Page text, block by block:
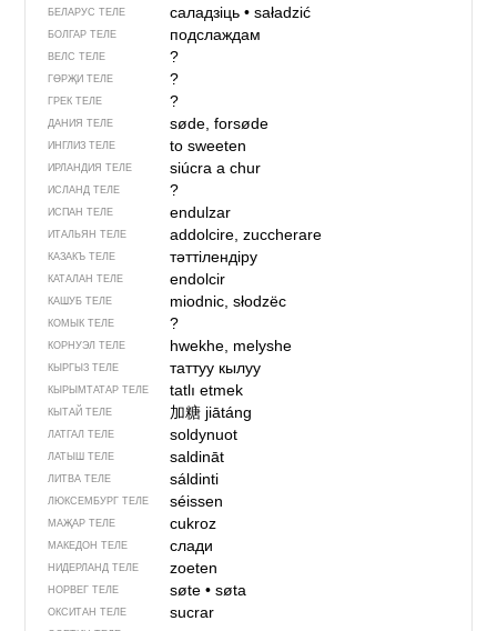
БЕЛАРУС ТЕЛЕ саладзіць• saładzić
БОЛГАР ТЕЛЕ подслаждам
ВЕЛС ТЕЛЕ ?
ГӨРҖИ ТЕЛЕ ?
ГРЕК ТЕЛЕ ?
ДАНИЯ ТЕЛЕ søde, forsøde
ИНГЛИЗ ТЕЛЕ to sweeten
ИРЛАНДИЯ ТЕЛЕ siúcra a chur
ИСЛАНД ТЕЛЕ ?
ИСПАН ТЕЛЕ endulzar
ИТАЛЬЯН ТЕЛЕ addolcire, zuccherare
КАЗАКЪ ТЕЛЕ тәттілендіру
КАТАЛАН ТЕЛЕ endolcir
КАШУБ ТЕЛЕ miodnic, słodzëc
КОМЫК ТЕЛЕ ?
КОРНУЭЛ ТЕЛЕ hwekhe, melyshe
КЫРГЫЗ ТЕЛЕ таттуу кылуу
КЫРЫМТАТАР ТЕЛЕ tatlı etmek
КЫТАЙ ТЕЛЕ 加糖 jiātáng
ЛАТГАЛ ТЕЛЕ soldynuot
ЛАТЫШ ТЕЛЕ saldināt
ЛИТВА ТЕЛЕ sáldinti
ЛЮКСЕМБУРГ ТЕЛЕ séissen
МАҖАР ТЕЛЕ cukroz
МАКЕДОН ТЕЛЕ слади
НИДЕРЛАНД ТЕЛЕ zoeten
НОРВЕГ ТЕЛЕ søte• søta
ОКСИТАН ТЕЛЕ sucrar